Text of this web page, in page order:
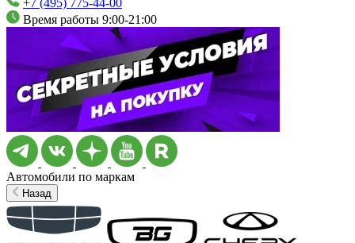
+7 (495) 775-44-00
Время работы 9:00-21:00
Автомобили по маркам
Назад